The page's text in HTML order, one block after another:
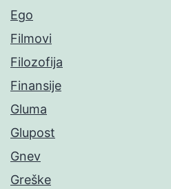
Ego
Filmovi
Filozofija
Finansije
Gluma
Glupost
Gnev
Greške